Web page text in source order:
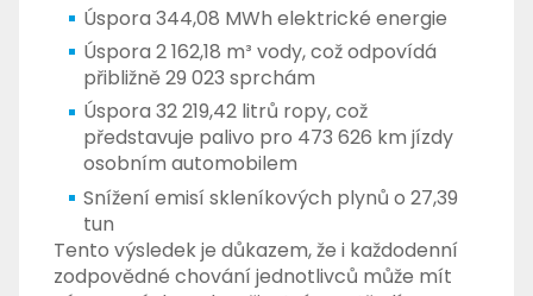
Úspora 344,08 MWh elektrické energie
Úspora 2 162,18 m³ vody, což odpovídá
přibližně 29 023 sprchám
Úspora 32 219,42 litrů ropy, což
představuje palivo pro 473 626 km jízdy
osobním automobilem
Snížení emisí skleníkových plynů o 27,39
tun
Tento výsledek je důkazem, že i každodenní
zodpovědné chování jednotlivců může mít